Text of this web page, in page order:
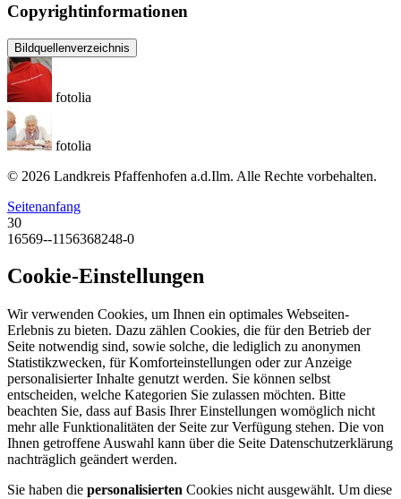
Copyrightinformationen
Bildquellenverzeichnis
fotolia
fotolia
© 2026 Landkreis Pfaffenhofen a.d.Ilm. Alle Rechte vorbehalten.
Seitenanfang
30
16569--1156368248-0
Cookie-Einstellungen
Wir verwenden Cookies, um Ihnen ein optimales Webseiten-
Erlebnis zu bieten. Dazu zählen Cookies, die für den Betrieb der
Seite notwendig sind, sowie solche, die lediglich zu anonymen
Statistikzwecken, für Komforteinstellungen oder zur Anzeige
personalisierter Inhalte genutzt werden. Sie können selbst
entscheiden, welche Kategorien Sie zulassen möchten. Bitte
beachten Sie, dass auf Basis Ihrer Einstellungen womöglich nicht
mehr alle Funktionalitäten der Seite zur Verfügung stehen. Die von
Ihnen getroffene Auswahl kann über die Seite Datenschutzerklärung
nachträglich geändert werden.
Sie haben die personalisierten Cookies nicht ausgewählt. Um diese